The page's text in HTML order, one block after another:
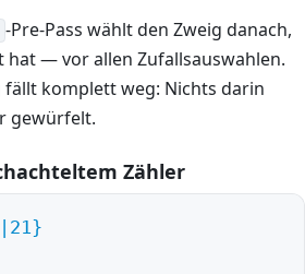
-Pre-Pass wählt den Zweig danach,
hat — vor allen Zufallsauswahlen.
komplett weg: Nichts darin
gewürfelt.
Zähler